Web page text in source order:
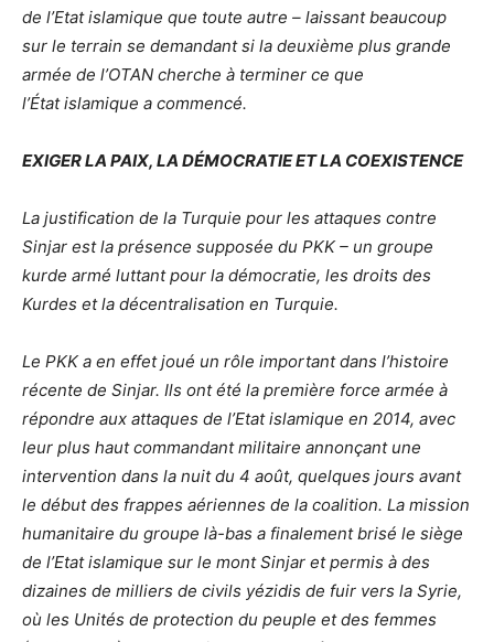
de l’Etat islamique que toute autre – laissant beaucoup
sur le terrain se demandant si la deuxième plus grande
armée de l’OTAN cherche à terminer ce que
l’État islamique a commencé.
EXIGER LA PAIX, LA DÉMOCRATIE ET LA COEXISTENCE
La justification de la Turquie pour les attaques contre
Sinjar est la présence supposée du PKK – un groupe
kurde armé luttant pour la démocratie, les droits des
Kurdes et la décentralisation en Turquie.
Le PKK a en effet joué un rôle important dans l’histoire
récente de Sinjar. Ils ont été la première force armée à
répondre aux attaques de l’Etat islamique en 2014, avec
leur plus haut commandant militaire annonçant une
intervention dans la nuit du 4 août, quelques jours avant
le début des frappes aériennes de la coalition. La mission
humanitaire du groupe là-bas a finalement brisé le siège
de l’Etat islamique sur le mont Sinjar et permis à des
dizaines de milliers de civils yézidis de fuir vers la Syrie,
où les Unités de protection du peuple et des femmes